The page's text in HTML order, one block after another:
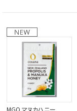
MGO マヌカハニー